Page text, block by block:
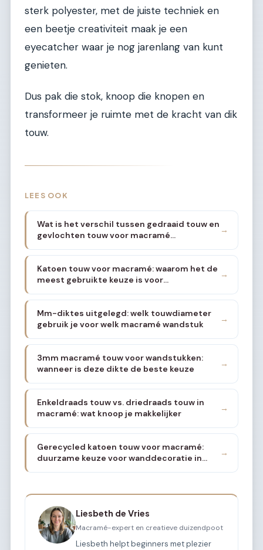
sterk polyester, met de juiste techniek en
een beetje creativiteit maak je een
eyecatcher waar je nog jarenlang van kunt
genieten.
Dus pak die stok, knoop die knopen en
transformeer je ruimte met de kracht van dik
touw.
LEES OOK
Wat is het verschil tussen gedraaid touw en
gevlochten touw voor macramé
→
Katoen touw voor macramé: waarom het de
meest gebruikte keuze is voor
→
Mm-diktes uitgelegd: welk touwdiameter
gebruik je voor welk macramé wandstuk
→
3mm macramé touw voor wandstukken:
wanneer is deze dikte de beste keuze
→
Enkeldraads touw vs. driedraads touw in
macramé: wat knoop je makkelijker
→
Gerecycled katoen touw voor macramé:
duurzame keuze voor wanddecoratie in
→
Liesbeth de Vries
Macramé-expert en creatieve duizendpoot
Liesbeth helpt beginners met plezier